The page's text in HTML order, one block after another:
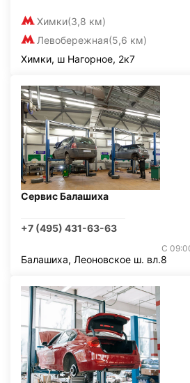
Химки(3,8 км)
Левобережная(5,6 км)
Химки, ш Нагорное, 2к7
Сервис Балашиха
+7 (495) 431-63-63
С
Балашиха, Леоновское ш. вл.8